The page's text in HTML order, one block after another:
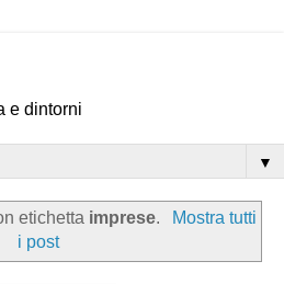
e dintorni
▼
etichetta imprese.
Mostra tutti
i post